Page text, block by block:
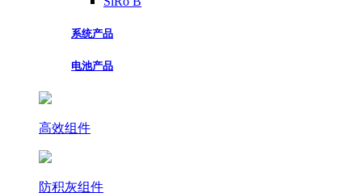
系统产品
电池产品
高效组件
防积灰组件